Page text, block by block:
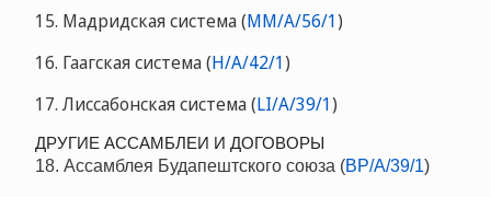
15. Мадридская система (MM/A/56/1)
16. Гаагская система (H/A/42/1)
17. Лиссабонская система (LI/A/39/1)
ДРУГИЕ АССАМБЛЕИ И ДОГОВОРЫ
18. Ассамблея Будапештского союза (BP/A/39/1)